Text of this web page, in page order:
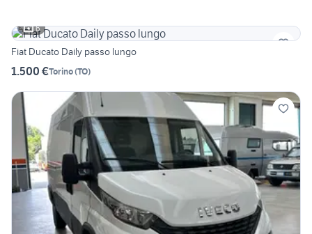
6
Fiat Ducato Daily passo lungo
1.500 €Torino(TO)